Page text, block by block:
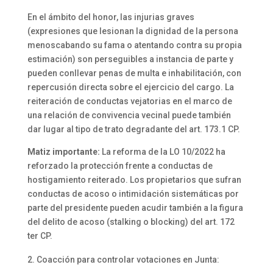
En el ámbito del honor, las injurias graves
(expresiones que lesionan la dignidad de la persona
menoscabando su fama o atentando contra su propia
estimación) son perseguibles a instancia de parte y
pueden conllevar penas de multa e inhabilitación, con
repercusión directa sobre el ejercicio del cargo. La
reiteración de conductas vejatorias en el marco de
una relación de convivencia vecinal puede también
dar lugar al tipo de trato degradante del art. 173.1 CP.
Matiz importante: La reforma de la LO 10/2022 ha
reforzado la protección frente a conductas de
hostigamiento reiterado. Los propietarios que sufran
conductas de acoso o intimidación sistemáticas por
parte del presidente pueden acudir también a la figura
del delito de acoso (stalking o blocking) del art. 172
ter CP.
Coacción para controlar votaciones en Junta: